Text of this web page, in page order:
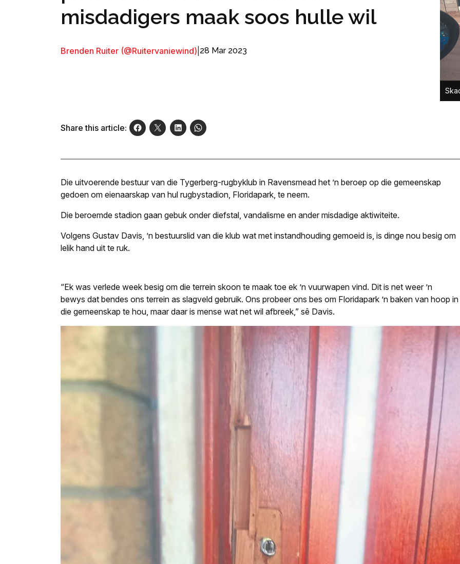
misdadigers maak soos hulle wil
Brenden Ruiter (@Ruitervaniewind) 28 Mar 2023
Share this article:
Die uitvoerende bestuur van die Tygerberg-rugbyklub in Ravensmead het ’n beroep op die gemeenskap
gedoen om eienaarskap van hul rugbystadion, Floridapark, te neem.
Die beroemde stadion gaan gebuk onder diefstal, vandalisme en ander misdadige aktiwiteite.
Volgens Gustav Davis, ’n bestuurslid van die klub wat met instandhouding gemoeid is, is dinge nou besig om
lelik hand uit te ruk.
“Ek was verlede week besig om die terrein skoon te maak toe ek ’n vuurwapen vind. Dit is net weer ’n
bewys dat bendes ons terrein as slagveld gebruik. Ons probeer ons bes om Floridapark ’n baken van hoop in
die gemeenskap te hou, maar daar is mense wat net wil afbreek,” sê Davis.